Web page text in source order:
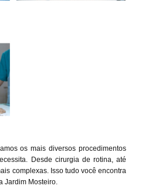
os mais diversos procedimentos
Desde cirurgia de rotina, até
complexas. Isso tudo você encontra
Jardim Mosteiro.